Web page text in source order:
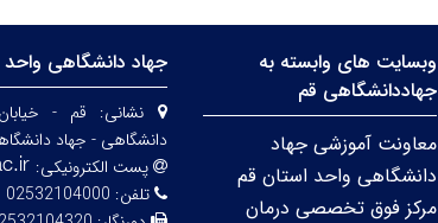
وبسایت های وابسته به
جهاددانشگاهی قم
معاونت آموزشی جهاد
دانشگاهی واحد استان قم
مرکز فوق تخصصی درمان
جهاد دانشگاهی واحد
نشانی: قم -
دانشگاهی - جهاد
پست الکترونیکی:
تلفن: 02532104000